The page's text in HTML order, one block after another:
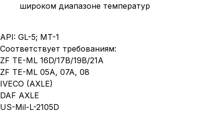
широком диапазоне температур
API: GL-5; MT-1
Соответствует требованиям:
ZF TE-ML 16D/17B/19B/21A
ZF TE-ML 05A, 07A, 08
IVECO (AXLE)
DAF AXLE
US-Mil-L-2105D